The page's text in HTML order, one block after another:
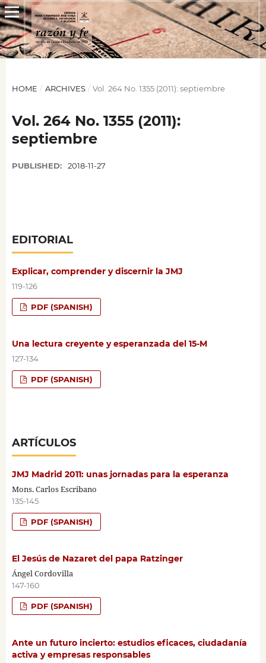
HOME / ARCHIVES / Vol. 264 No. 1355 (2011): septiembre
Vol. 264 No. 1355 (2011):
septiembre
PUBLISHED: 2018-11-27
EDITORIAL
Explicar, comprender y discernir la JMJ
119-126
PDF (SPANISH)
Una lectura creyente y esperanzada del 15-M
127-134
PDF (SPANISH)
ARTÍCULOS
JMJ Madrid 2011: unas jornadas para la esperanza
Mons. Carlos Escribano
135-145
PDF (SPANISH)
El Jesús de Nazaret del papa Ratzinger
Ángel Cordovilla
147-160
PDF (SPANISH)
Ante un futuro incierto: estudios eficaces, ciudadanía
activa y empresas responsables